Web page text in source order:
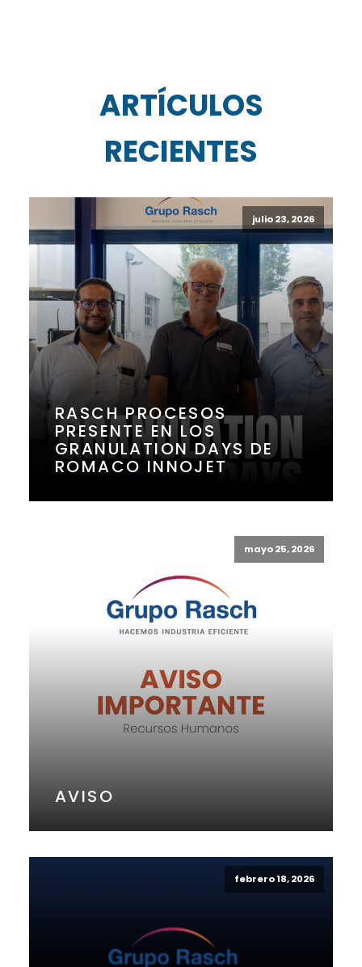
ARTÍCULOS
RECIENTES
julio 23, 2026
RASCH PROCESOS
PRESENTE EN LOS
GRANULATION DAYS DE
ROMACO INNOJET
mayo 25, 2026
AVISO
febrero 18, 2026